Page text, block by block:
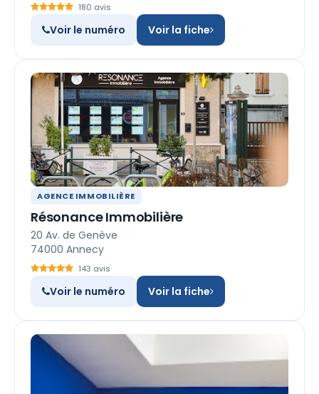
180 avis
Voir le numéro Voir la fiche
AGENCE IMMOBILIÈRE
Résonance Immobilière
20 Av. de Genève
74000 Annecy
143 avis
Voir le numéro Voir la fiche